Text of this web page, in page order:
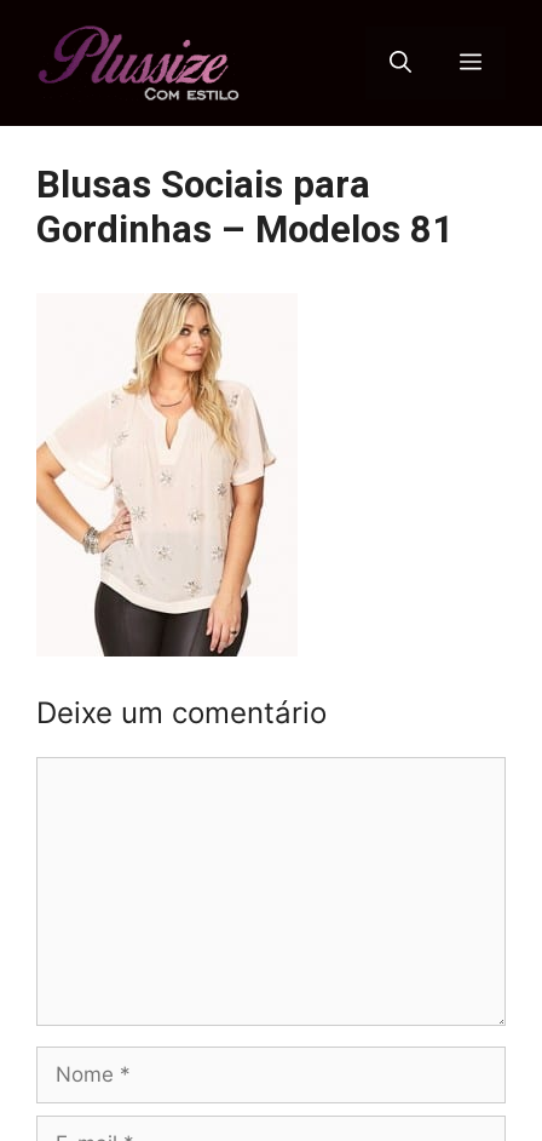
Menu
Blusas Sociais para
Gordinhas – Modelos 81
Deixe um comentário